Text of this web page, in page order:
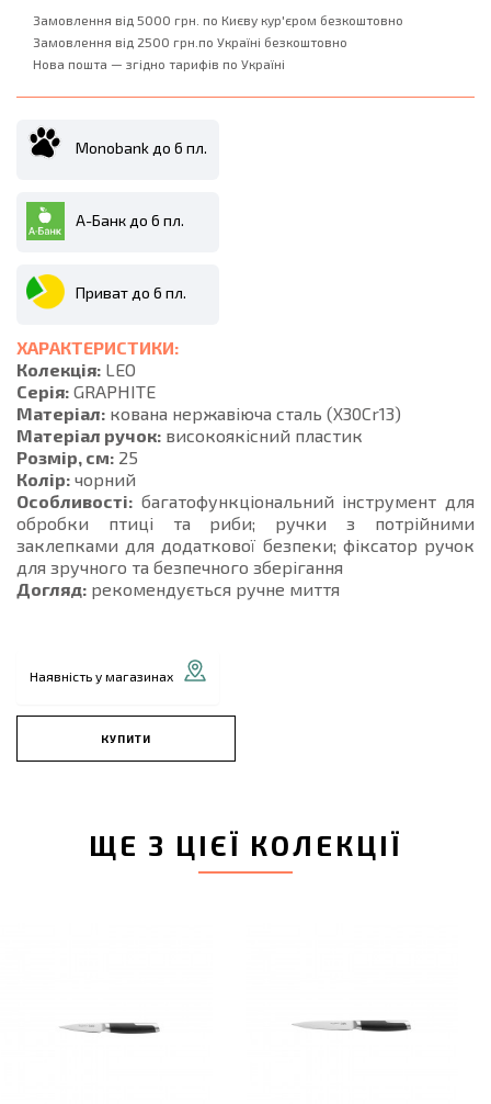
Замовлення від 5000 грн. по Києву кур'єром безкоштовно
Замовлення від 2500 грн.по Україні безкоштовно
Нова пошта — згідно тарифів по Україні
Monobank до 6 пл.
А-Банк до 6 пл.
Приват до 6 пл.
ХАРАКТЕРИСТИКИ:
Колекція: LEO
Серія: GRAPHITE
Матеріал: кована нержавіюча сталь (X30Cr13)
Матеріал ручок: високоякісний пластик
Розмір, см: 25
Колір: чорний
Особливості: багатофункціональний інструмент для
обробки птиці та риби; ручки з потрійними
заклепками для додаткової безпеки; фіксатор ручок
для зручного та безпечного зберігання
Догляд: рекомендується ручне миття
Наявність у магазинах
КУПИТИ
ЩЕ З ЦІЄЇ КОЛЕКЦІЇ